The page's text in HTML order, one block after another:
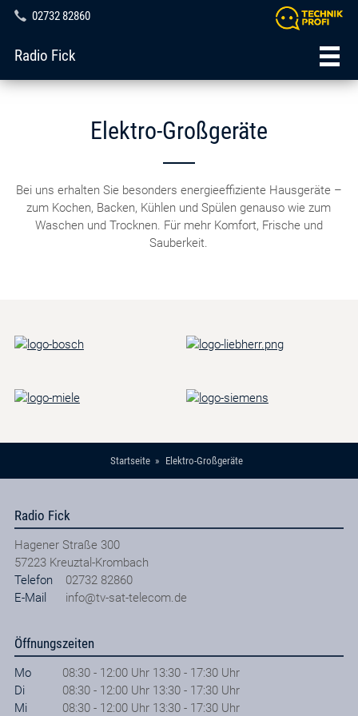
02732 82860
Radio Fick
Elektro-Großgeräte
Bei uns erhalten Sie besonders energieeffiziente Hausgeräte –
zum Kochen, Backen, Kühlen und Spülen genauso wie zum
Waschen und Trocknen. Für mehr Komfort, Frische und
Sauberkeit.
Startseite Elektro-Großgeräte
Radio Fick
Hagener Straße 300
57223 Kreuztal-Krombach
Telefon
02732 82860
E-Mail
info@tv-sat-telecom.de
Öffnungszeiten
Mo
08:30 - 12:00 Uhr 13:30 - 17:30 Uhr
Di
08:30 - 12:00 Uhr 13:30 - 17:30 Uhr
Mi
08:30 - 12:00 Uhr 13:30 - 17:30 Uhr